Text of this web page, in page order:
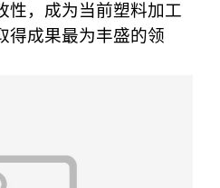
性，成为当前塑料加工
得成果最为丰盛的领